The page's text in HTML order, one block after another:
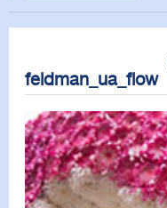
feldman_ua_flow